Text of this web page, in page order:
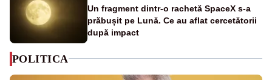
Un fragment dintr-o rachetă SpaceX s-a
prăbușit pe Lună. Ce au aflat cercetătorii
după impact
POLITICA